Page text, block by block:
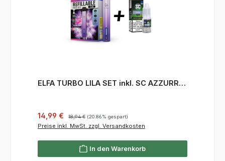
ELFA TURBO LILA SET inkl. SC AZZURRO
Verkaufspreis:
14,99 € 18,94 € (20.86% gespart)
Preise inkl. MwSt. zzgl. Versandkosten
In den Warenkorb